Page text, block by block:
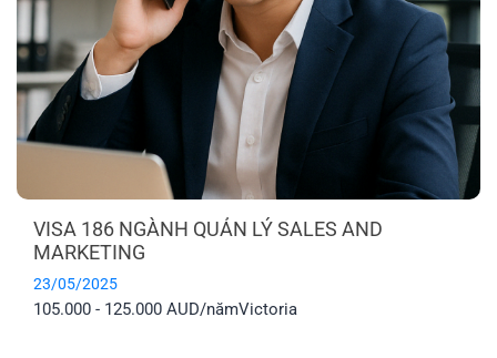
VISA 186 NGÀNH QUẢN LÝ SALES AND
MARKETING
23/05/2025
105.000 - 125.000 AUD/nămVictoria